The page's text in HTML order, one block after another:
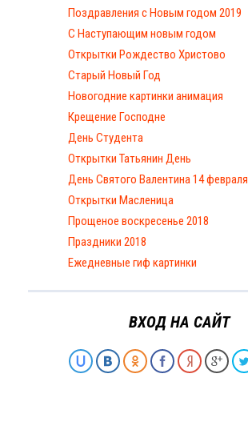
Поздравления с Новым годом 2019
С Наступающим новым годом
Открытки Рождество Христово
Старый Новый Год
Новогодние картинки анимация
Крещение Господне
День Студента
Открытки Татьянин День
День Святого Валентина 14 февраля
Открытки Масленица
Прощеное воскресенье 2018
Праздники 2018
Ежедневные гиф картинки
ВХОД НА САЙТ